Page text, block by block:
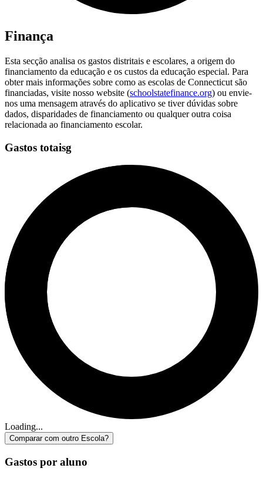
Finança
Esta secção analisa os gastos distritais e escolares, a origem do
financiamento da educação e os custos da educação especial. Para
obter mais informações sobre como as escolas de Connecticut são
financiadas, visite nosso website (schoolstatefinance.org) ou envie-
nos uma mensagem através do aplicativo se tiver dúvidas sobre
dados, disparidades de financiamento ou qualquer outra coisa
relacionada ao financiamento escolar.
Gastos totaisg
Loading...
Comparar com outro Escola?
Gastos por aluno